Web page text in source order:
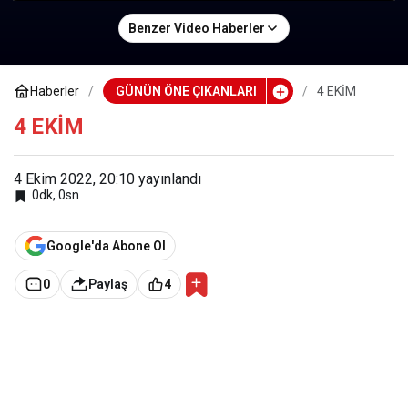
Benzer Video Haberler
Haberler GÜNÜN ÖNE ÇIKANLARI 4 EKİM
4 EKİM
4 Ekim 2022, 20:10 yayınlandı
0dk, 0sn
Google'da Abone Ol
0 Paylaş 4